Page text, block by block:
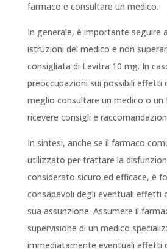
farmaco e consultare un medico.
In generale, è importante seguire
istruzioni del medico e non
consigliata di Levitra 10 mg. In
preoccupazioni sui possibili effetti
meglio consultare un medico o un
ricevere consigli e
In sintesi, anche se il farmaco
utilizzato per trattare la
considerato sicuro ed efficace, è
consapevoli degli eventuali effetti
sua assunzione. Assumere il
supervisione di un medico
immediatamente eventuali effetti